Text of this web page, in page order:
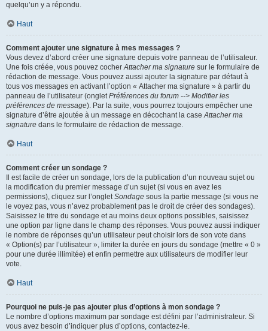
quelqu’un y a répondu.
Haut
Comment ajouter une signature à mes messages ?
Vous devez d’abord créer une signature depuis votre panneau de l’utilisateur.
Une fois créée, vous pouvez cocherAttacher ma signature sur le formulaire de
rédaction de message. Vous pouvez aussi ajouter la signature par défaut à
tous vos messages en activant l’option « Attacher ma signature » à partir du
panneau de l’utilisateur (ongletPréférences du forum --> Modifier les
préférences de message). Par la suite, vous pourrez toujours empêcher une
signature d’être ajoutée à un message en décochant la caseAttacher ma
signature dans le formulaire de rédaction de message.
Haut
Comment créer un sondage ?
Il est facile de créer un sondage, lors de la publication d’un nouveau sujet ou
la modification du premier message d’un sujet (si vous en avez les
permissions), cliquez sur l’ongletSondage sous la partie message (si vous ne
le voyez pas, vous n’avez probablement pas le droit de créer des sondages).
Saisissez le titre du sondage et au moins deux options possibles, saisissez
une option par ligne dans le champ des réponses. Vous pouvez aussi indiquer
le nombre de réponses qu’un utilisateur peut choisir lors de son vote dans
« Option(s) par l’utilisateur », limiter la durée en jours du sondage (mettre « 0 »
pour une durée illimitée) et enfin permettre aux utilisateurs de modifier leur
vote.
Haut
Pourquoi ne puis-je pas ajouter plus d’options à mon sondage ?
Le nombre d’options maximum par sondage est défini par l’administrateur. Si
vous avez besoin d’indiquer plus d’options, contactez-le.